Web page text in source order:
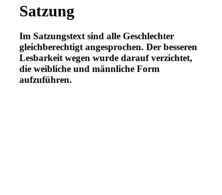
Satzung
Im Satzungstext sind alle Geschlechter
gleichberechtigt angesprochen. Der besseren
Lesbarkeit wegen wurde darauf verzichtet,
die weibliche und männliche Form
aufzuführen.